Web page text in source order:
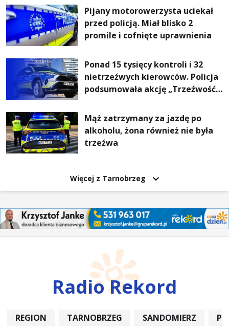
rachunki za energię, lepszy
komfort życia i... czystsze
powietrze
Pijany motorowerzysta uciekał
przed policją. Miał blisko 2
promile i cofnięte uprawnienia
Ponad 15 tysięcy kontroli i 32
nietrzeźwych kierowców. Policja
podsumowała akcję „Trzeźwość”
Mąż zatrzymany za jazdę po
alkoholu, żona również nie była
trzeźwa
Więcej z Tarnobrzeg
Radio Rekord
REGION TARNOBRZEG SANDOMIERZ